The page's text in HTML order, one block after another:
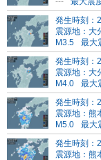
発生時刻：
震源地：大
M3.5
最大
発生時刻：
震源地：大
M4.0
最大
発生時刻：
震源地：熊
M5.0
最大
発生時刻：
震源地：熊